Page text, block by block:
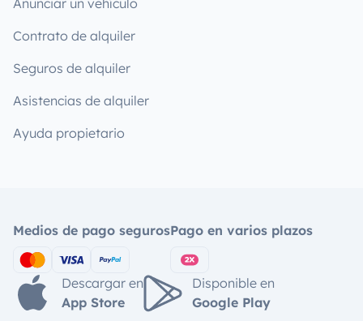
Anunciar un vehículo
Contrato de alquiler
Seguros de alquiler
Asistencias de alquiler
Ayuda propietario
Medios de pago segurosPago en varios plazos
Descargar en
App Store
Disponible en
Google Play